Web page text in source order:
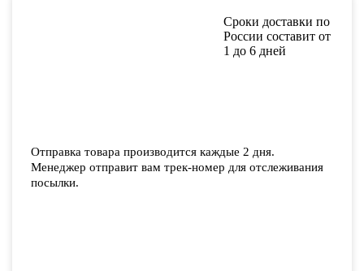
Сроки доставки по
России составит от
1 до 6 дней
Отправка товара производится каждые 2 дня.
Менеджер отправит вам трек-номер для отслеживания
посылки.